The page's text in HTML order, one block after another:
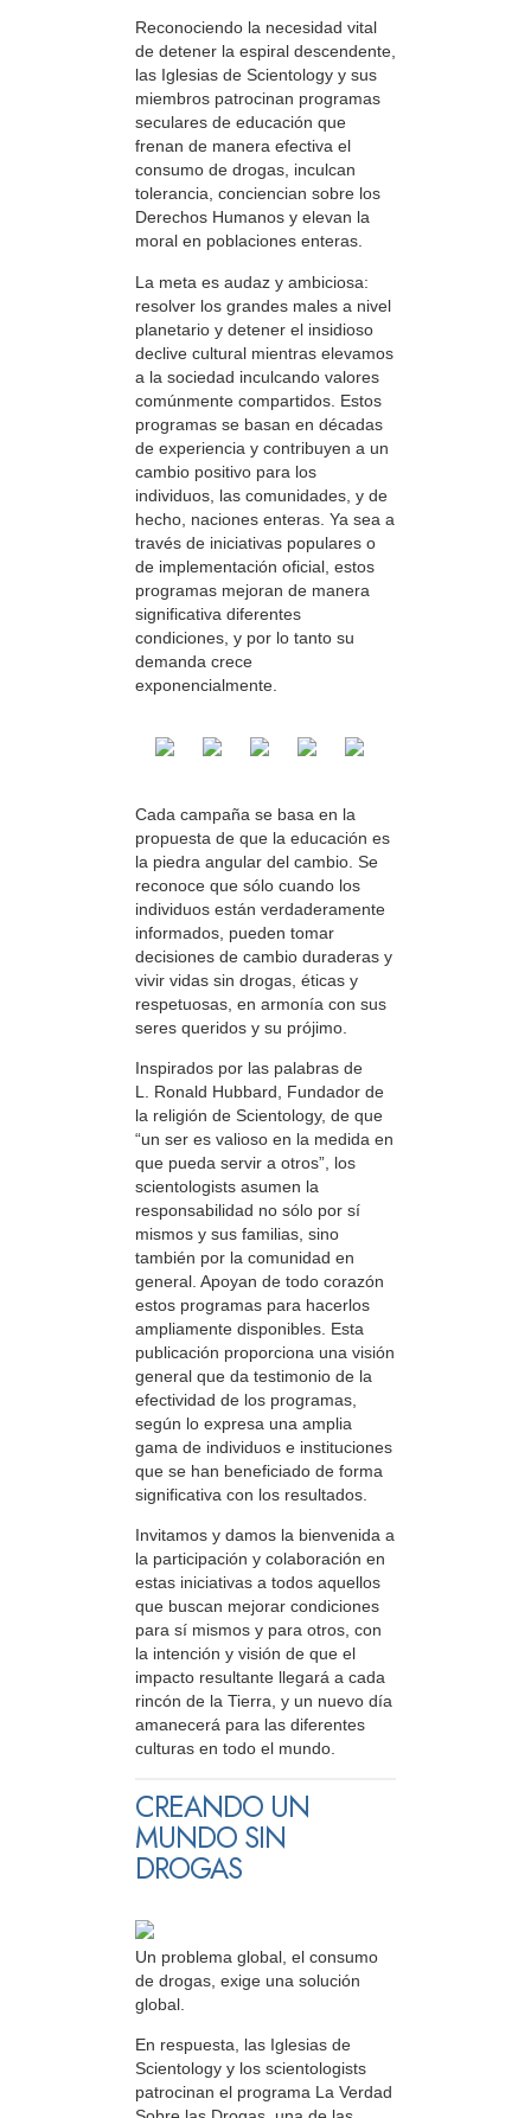
Reconociendo la necesidad vital
de detener la espiral descendente,
las Iglesias de Scientology y sus
miembros patrocinan programas
seculares de educación que
frenan de manera efectiva el
consumo de drogas, inculcan
tolerancia, conciencian sobre los
Derechos Humanos y elevan la
moral en poblaciones enteras.
La meta es audaz y ambiciosa:
resolver los grandes males a nivel
planetario y detener el insidioso
declive cultural mientras elevamos
a la sociedad inculcando valores
comúnmente compartidos. Estos
programas se basan en décadas
de experiencia y contribuyen a un
cambio positivo para los
individuos, las comunidades, y de
hecho, naciones enteras. Ya sea a
través de iniciativas populares o
de implementación oficial, estos
programas mejoran de manera
significativa diferentes
condiciones, y por lo tanto su
demanda crece
exponencialmente.
Cada campaña se basa en la
propuesta de que la educación es
la piedra angular del cambio. Se
reconoce que sólo cuando los
individuos están verdaderamente
informados, pueden tomar
decisiones de cambio duraderas y
vivir vidas sin drogas, éticas y
respetuosas, en armonía con sus
seres queridos y su prójimo.
Inspirados por las palabras de
L. Ronald Hubbard, Fundador de
la religión de Scientology, de que
“un ser es valioso en la medida en
que pueda servir a otros”, los
scientologists asumen la
responsabilidad no sólo por sí
mismos y sus familias, sino
también por la comunidad en
general. Apoyan de todo corazón
estos programas para hacerlos
ampliamente disponibles. Esta
publicación proporciona una visión
general que da testimonio de la
efectividad de los programas,
según lo expresa una amplia
gama de individuos e instituciones
que se han beneficiado de forma
significativa con los resultados.
Invitamos y damos la bienvenida a
la participación y colaboración en
estas iniciativas a todos aquellos
que buscan mejorar condiciones
para sí mismos y para otros, con
la intención y visión de que el
impacto resultante llegará a cada
rincón de la Tierra, y un nuevo día
amanecerá para las diferentes
culturas en todo el mundo.
CREANDO UN
MUNDO SIN
DROGAS
Un problema global, el consumo
de drogas, exige una solución
global.
En respuesta, las Iglesias de
Scientology y los scientologists
patrocinan el programa La Verdad